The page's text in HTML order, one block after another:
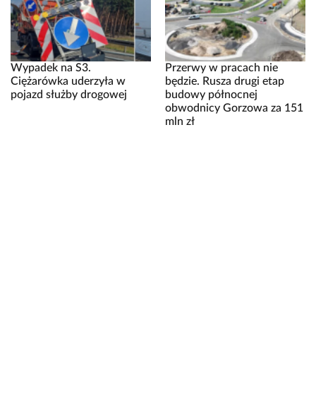
Wypadek na S3.
Ciężarówka uderzyła w
pojazd służby drogowej
Przerwy w pracach nie
będzie. Rusza drugi etap
budowy północnej
obwodnicy Gorzowa za 151
mln zł